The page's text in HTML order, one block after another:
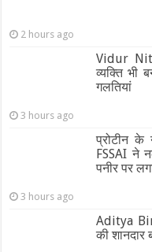
2 hours ago
Vidur
व्यक्ति भी
गलतियां
3 hours ago
प्रोटीन के
FSSAI ने
पनीर पर
3 hours ago
Aditya
की शानदार